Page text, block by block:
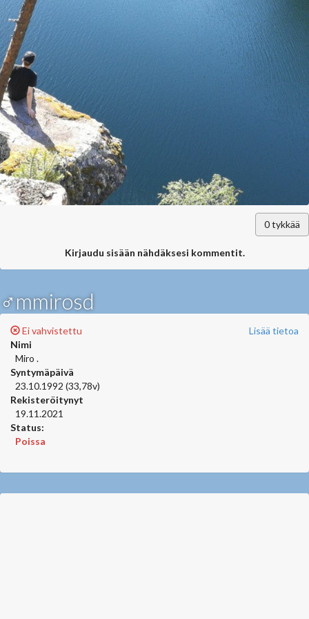
0tykkää
Kirjaudu sisään nähdäksesi kommentit.
♂mmirosd
Lisää tietoa
Ei vahvistettu
Nimi
Miro .
Syntymäpäivä
23.10.1992 (33,78v)
Rekisteröitynyt
19.11.2021
Status:
Poissa